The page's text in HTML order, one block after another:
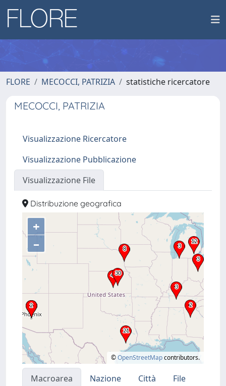
FLORE MECOCCI, PATRIZIA statistiche ricercatore
MECOCCI, PATRIZIA
Visualizzazione Ricercatore
Visualizzazione Pubblicazione
Visualizzazione File
Distribuzione geografica
+
–
©OpenStreetMapcontributors.
Macroarea Nazione Città
File